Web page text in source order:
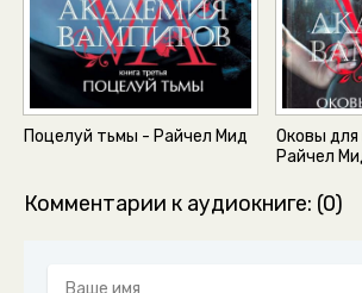
Глава 36. Финал.
Поцелуй тьмы - Райчел Мид
Оковы для
Райчел
Комментарии к аудиокниге: (0)